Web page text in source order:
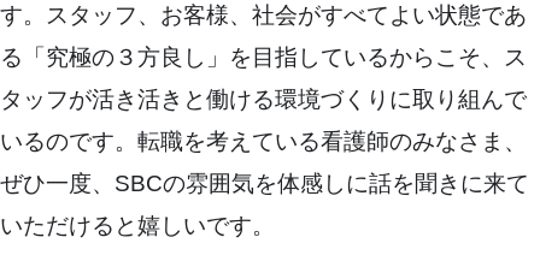
す。スタッフ、お客様、社会がすべてよい状態であ
る「究極の３方良し」を目指しているからこそ、ス
タッフが活き活きと働ける環境づくりに取り組んで
いるのです。転職を考えている看護師のみなさま、
ぜひ一度、SBCの雰囲気を体感しに話を聞きに来て
いただけると嬉しいです。